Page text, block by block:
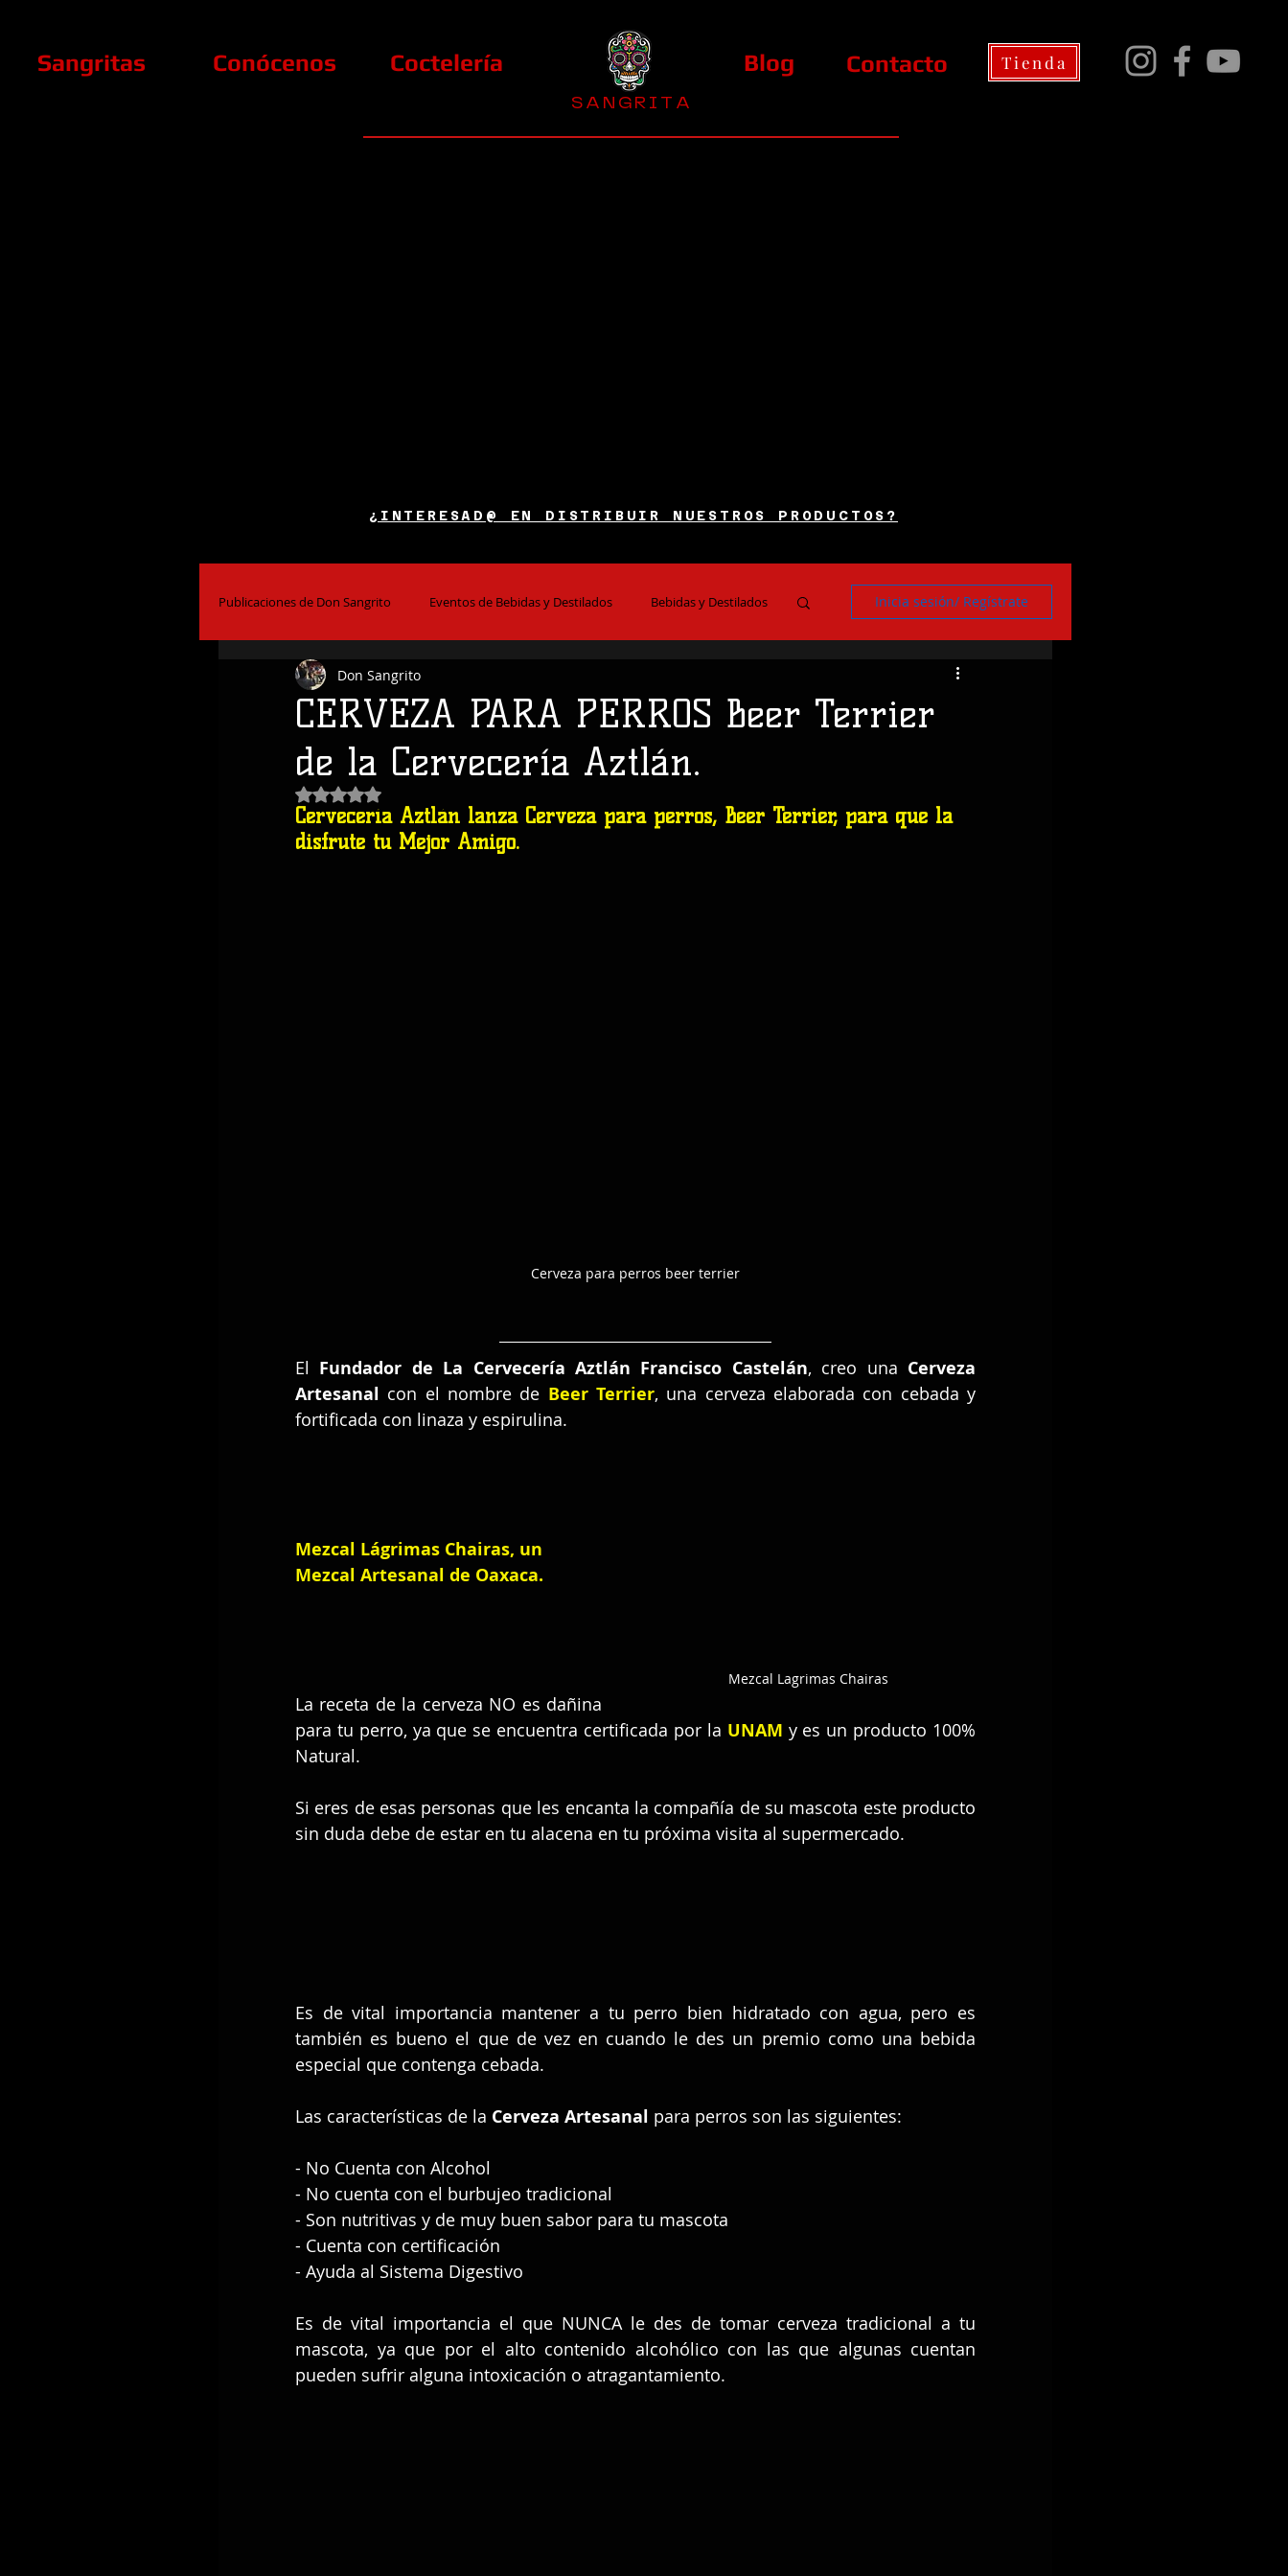
Sangritas Conócenos Coctelería Blog Contacto Tienda
S A N G R I T A
¿INTERESAD@ EN DISTRIBUIR NUESTROS PRODUCTOS?
Publicaciones de Don Sangrito Eventos de Bebidas y Destilados Bebidas y Destilados
El Alcohol y la Salud Bares y Restaurantes
Coctelería
Inicia sesión/ Regístrate
CERVEZA PARA PERROS Beer Terrier
de la Cervecería Aztlán.
Don Sangrito
Obtuvo NaN de 5 estrellas.
Cervecería Aztlán lanza Cerveza para perros, Beer Terrier, para que la
disfrute tu Mejor Amigo.
Cerveza para perros beer terrier
El Fundador de La Cervecería Aztlán Francisco Castelán, creo una Cerveza
Artesanal con el nombre de Beer Terrier, una cerveza elaborada con cebada y
fortificada con linaza y espirulina.
Mezcal Lagrimas Chairas
Mezcal Lágrimas Chairas, un
Mezcal Artesanal de Oaxaca.
La receta de la cerveza NO es dañina
para tu perro, ya que se encuentra certificada por la UNAM y es un producto 100%
Natural.
Si eres de esas personas que les encanta la compañía de su mascota este producto
sin duda debe de estar en tu alacena en tu próxima visita al supermercado.
Es de vital importancia mantener a tu perro bien hidratado con agua, pero es
también es bueno el que de vez en cuando le des un premio como una bebida
especial que contenga cebada.
Las características de la Cerveza Artesanal para perros son las siguientes:
- No Cuenta con Alcohol
- No cuenta con el burbujeo tradicional
- Son nutritivas y de muy buen sabor para tu mascota
- Cuenta con certificación
- Ayuda al Sistema Digestivo
Es de vital importancia el que NUNCA le des de tomar cerveza tradicional a tu
mascota, ya que por el alto contenido alcohólico con las que algunas cuentan
pueden sufrir alguna intoxicación o atragantamiento.